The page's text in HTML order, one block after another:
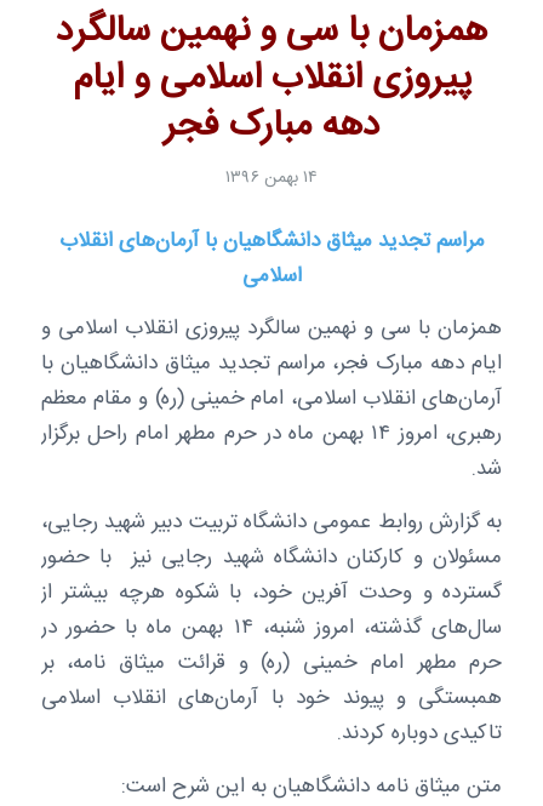
همزمان با سی و نهمین سالگرد
پیروزی انقلاب اسلامی و ایام
دهه مبارک فجر
۱۴ بهمن ۱۳۹۶
مراسم تجدید میثاق دانشگاهیان با آرمان‌های انقلاب
اسلامی
همزمان با سی و نهمین سالگرد پیروزی انقلاب اسلامی و
ایام دهه مبارک فجر، مراسم تجدید میثاق دانشگاهیان با
آرمان‌های انقلاب اسلامی، امام خمینی (ره) و مقام معظم
رهبری، امروز ۱۴ بهمن ماه در حرم مطهر امام راحل برگزار
شد.
به گزارش روابط عمومی دانشگاه تربیت دبیر شهید رجایی،
مسئولان و کارکنان دانشگاه‌ شهید رجایی نیز با حضور
گسترده و وحدت آفرین خود، با شکوه هرچه بیشتر از
سال‌های گذشته، امروز شنبه، ۱۴ بهمن ماه با حضور در
حرم مطهر امام خمینی (ره) و قرائت میثاق نامه، بر
همبستگی و پیوند خود با آرمان‌های انقلاب اسلامی
تاکیدی دوباره کردند.
متن میثاق نامه دانشگاهیان به این شرح است: